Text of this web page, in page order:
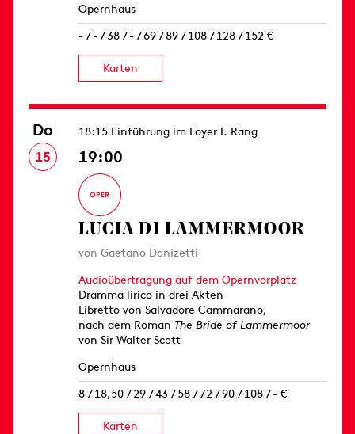
Opernhaus
- / - / 38 / - / 69 / 89 / 108 / 128 / 152 €
Karten
Do
15
18:15 Einführung im Foyer I. Rang
19:00
LUCIA DI LAMMERMOOR
von Gaetano Donizetti
Audioübertragung auf dem Opernvorplatz
Dramma lirico in drei Akten
Libretto von Salvadore Cammarano,
nach dem Roman The Bride of Lammermoor
von Sir Walter Scott
Opernhaus
8 / 18,50 / 29 / 43 / 58 / 72 / 90 / 108 / - €
Karten